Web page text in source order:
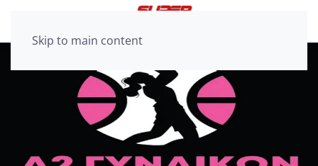
Skip to main content